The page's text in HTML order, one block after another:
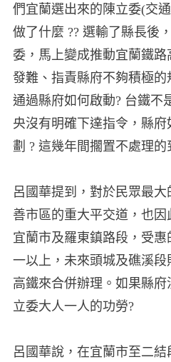
們宜蘭選出來的陳立委(交
做了什麼 ?? 選輸了縣長後
委，馬上變成推動宜蘭鐵
發難、指責縣府不夠積極
通過縣府如何啟動? 台鐵不
央沒有明確下達指令，縣
劃 ? 這幾年間擱置不處理
呂國華提到，對於民眾最
善市區的重大平交道，也
宜蘭市及羅東鎮路段，受
一以上，未來頭城及礁溪
高鐵來合併辦理。如果縣
立委大人一人的功勞?
呂國華說，在宜蘭市至二